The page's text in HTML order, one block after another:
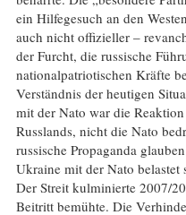
ein Hilfegesuch an den
auch nicht offizieller –
der Furcht, die russische
nationalpatriotischen Kräfte
Verständnis der heutigen
mit der Nato war die
Russlands, nicht die Nato
russische Propaganda
Ukraine mit der Nato belastet
Der Streit kulminierte 2007/
Beitritt bemühte. Die